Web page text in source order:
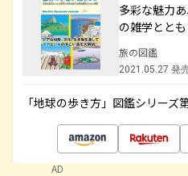
多彩な魅力
の雑学とと
旅の図鑑
2021.05.27 発
「地球の歩き方」図鑑シリーズ
AD